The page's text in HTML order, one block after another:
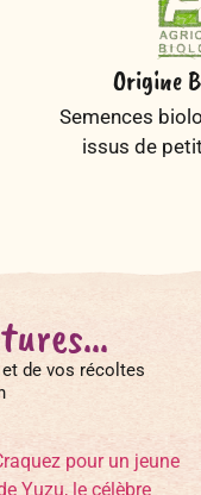
Origine
Semences
issus de
de vos récoltes